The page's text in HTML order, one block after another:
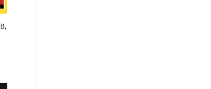
B,